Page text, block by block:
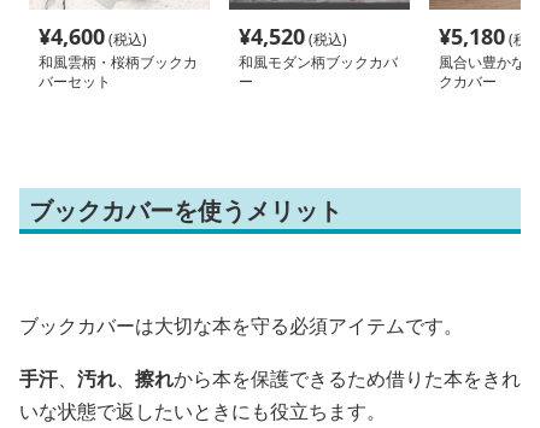
¥4,600(税込)
和風雲柄・桜柄ブックカ
バーセット
¥4,520(税込)
和風モダン柄ブックカバ
ー
¥5,180(税
風合い豊かな
クカバー
ブックカバーを使うメリット
ブックカバーは大切な本を守る必須アイテムです。
手汗、 汚れ、 擦れから本を保護できるため借りた本をきれ
いな状態で返したいときにも役立ちます。